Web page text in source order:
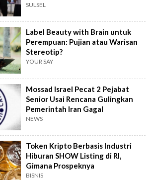
SULSEL
Label Beauty with Brain untuk
Perempuan: Pujian atau Warisan
Stereotip?
YOUR SAY
Mossad Israel Pecat 2 Pejabat
Senior Usai Rencana Gulingkan
Pemerintah Iran Gagal
NEWS
Token Kripto Berbasis Industri
Hiburan SHOW Listing di RI,
Gimana Prospeknya
BISNIS